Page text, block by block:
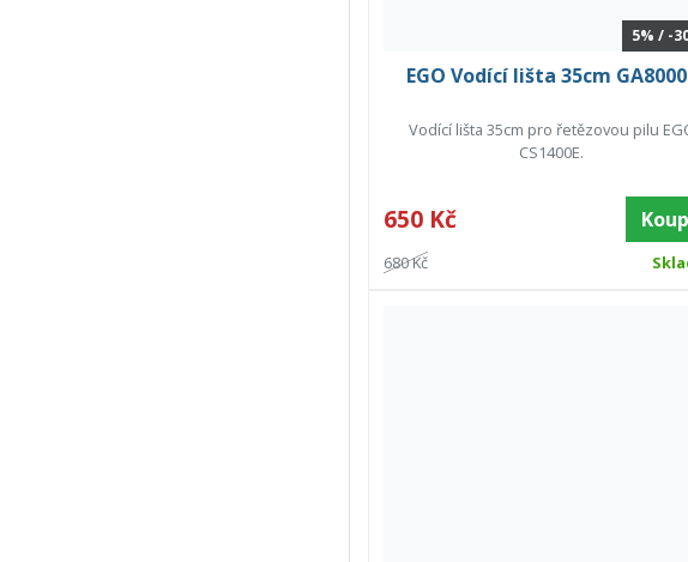
5% / -
EGO Vodící lišta 35cm
Vodící lišta 35cm pro řetězovou pilu
CS1400E.
650 Kč
680 Kč